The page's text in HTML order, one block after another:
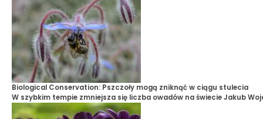
Biological Conservation: Pszczoły mogą zniknąć w ciągu stulecia
W szybkim tempie zmniejsza się liczba owadów na świecieJakub